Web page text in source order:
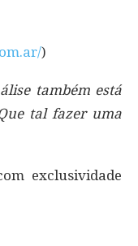
)
também está
tal fazer uma
exclusividade